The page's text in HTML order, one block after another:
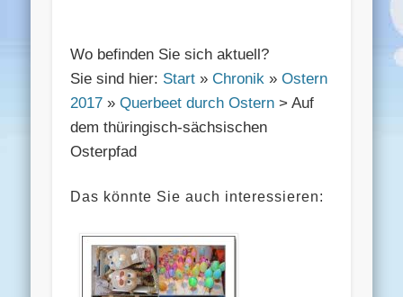
Wo befinden Sie sich aktuell?
Sie sind hier: Start »Chronik »Ostern
2017 »Querbeet durch Ostern > Auf
dem thüringisch-sächsischen
Osterpfad
Das könnte Sie auch interessieren: